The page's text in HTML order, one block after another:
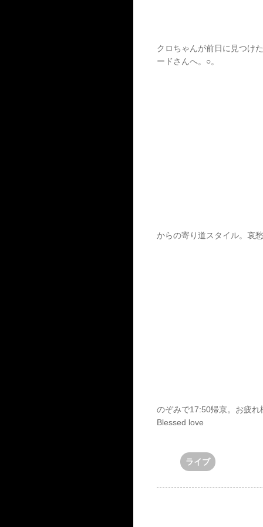
クロちゃんが前日に見つけ
ードさんへ。○。
からの寄り道スタイル。哀
のぞみで17:50帰京。お疲れ
Blessed love
ライブ